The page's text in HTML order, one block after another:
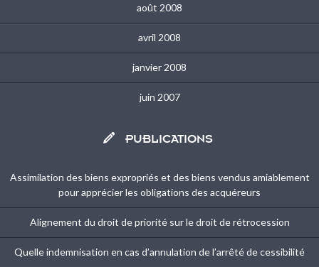
août 2008
avril 2008
janvier 2008
juin 2007
 PUBLICATIONS
Assimilation des biens expropriés et des biens vendus amiablement
pour apprécier les obligations des acquéreurs
Alignement du droit de priorité sur le droit de rétrocession
Quelle indemnisation en cas d’annulation de l’arrêté de cessibilité